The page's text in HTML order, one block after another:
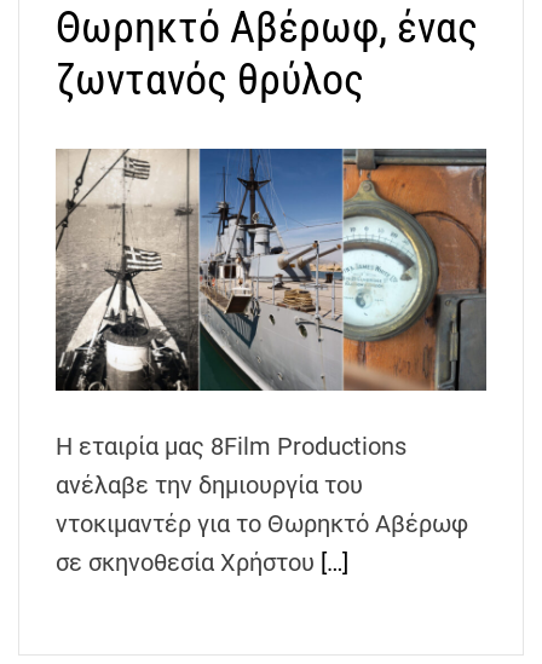
Θωρηκτό Αβέρωφ, ένας
ζωντανός θρύλος
Η εταιρία μας 8Film Productions
ανέλαβε την δημιουργία του
ντοκιμαντέρ για το Θωρηκτό Αβέρωφ
σε σκηνοθεσία Χρήστου […]